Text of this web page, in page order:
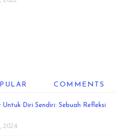
COMMENTS
Diri Sendiri: Sebuah Refleksi
2024